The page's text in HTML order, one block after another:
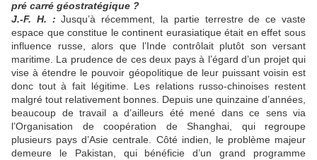
pré carré géostratégique ?
J.-F. H. : Jusqu’à récemment, la partie terrestre de ce vaste
espace que constitue le continent eurasiatique était en effet sous
influence russe, alors que l’Inde contrôlait plutôt son versant
maritime. La prudence de ces deux pays à l’égard d’un projet qui
vise à étendre le pouvoir géopolitique de leur puissant voisin est
donc tout à fait légitime. Les relations russo-chinoises restent
malgré tout relativement bonnes. Depuis une quinzaine d’années,
beaucoup de travail a d’ailleurs été mené dans ce sens via
l’Organisation de coopération de Shanghai, qui regroupe
plusieurs pays d’Asie centrale. Côté indien, le problème majeur
demeure le Pakistan, qui bénéficie d’un grand programme